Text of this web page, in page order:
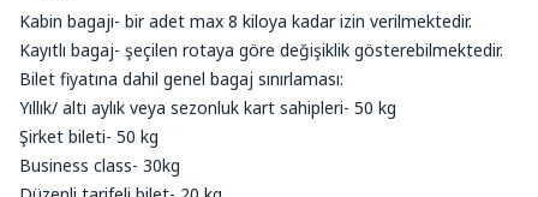
Kabin bagajı- bir adet max 8 kiloya kadar izin verilmektedir.
Kayıtlı bagaj- şeçilen rotaya göre değişiklik gösterebilmektedir.
Bilet fiyatına dahil genel bagaj sınırlaması:
Yıllık/ altı aylık veya sezonluk kart sahipleri- 50 kg
Şirket bileti- 50 kg
Business class- 30kg